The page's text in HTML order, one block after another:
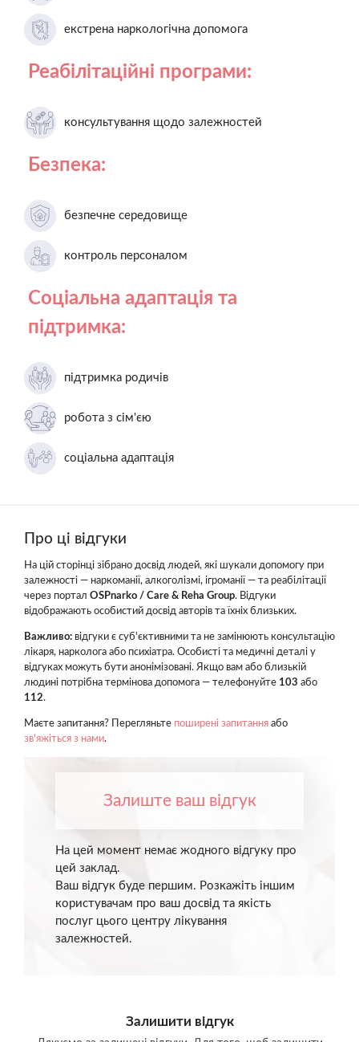
екстрена наркологічна допомога
Реабілітаційні програми:
консультування щодо залежностей
Безпека:
безпечне середовище
контроль персоналом
Соціальна адаптація та
підтримка:
підтримка родичів
робота з сім'єю
соціальна адаптація
Про ці відгуки
На цій сторінці зібрано досвід людей, які шукали допомогу при
залежності — наркоманії, алкоголізмі, ігроманії — та реабілітації
через портал OSPnarko / Care & Reha Group. Відгуки
відображають особистий досвід авторів та їхніх близьких.
Важливо: відгуки є суб'єктивними та не замінюють консультацію
лікаря, нарколога або психіатра. Особисті та медичні деталі у
відгуках можуть бути анонімізовані. Якщо вам або близькій
людині потрібна термінова допомога — телефонуйте 103 або
112.
Маєте запитання? Перегляньте поширені запитання або
зв'яжіться з нами.
Залиште ваш відгук
На цей момент немає жодного відгуку про
цей заклад.
Ваш відгук буде першим. Розкажіть іншим
користувачам про ваш досвід та якість
послуг цього центру лікування
залежностей.
Залишити відгук